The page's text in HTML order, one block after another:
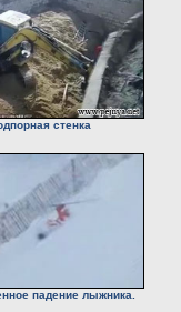
стенка
падение лыжника.